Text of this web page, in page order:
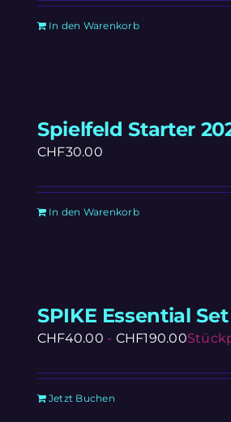
In den Warenkorb
Spielfeld Starter
CHF30.00
In den Warenkorb
SPIKE Essential
CHF40.00 - CHF190.00
Jetzt Buchen